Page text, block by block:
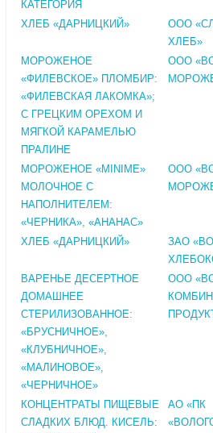
КАТЕГОРИЯ
ХЛЕБ «ДАРНИЦКИЙ»
ООО
ХЛЕБ»
МОРОЖЕНОЕ
«ФИЛЕВСКОЕ» ПЛОМБИР:
«ФИЛЕВСКАЯ ЛАКОМКА»;
С ГРЕЦКИМ ОРЕХОМ И
МЯГКОЙ КАРАМЕЛЬЮ
ПРАЛИНЕ
ООО
МОРОЖЕНОЕ «MINIME»
МОЛОЧНОЕ С
НАПОЛНИТЕЛЕМ:
«ЧЕРНИКА», «АНАНАС»
ООО
ХЛЕБ «ДАРНИЦКИЙ»
ЗАО
ВАРЕНЬЕ ДЕСЕРТНОЕ
ДОМАШНЕЕ
СТЕРИЛИЗОВАННОЕ:
«БРУСНИЧНОЕ»,
«КЛУБНИЧНОЕ»,
«МАЛИНОВОЕ»,
«ЧЕРНИЧНОЕ»
ООО
КОНЦЕНТРАТЫ ПИЩЕВЫЕ
СЛАДКИХ БЛЮД. КИСЕЛЬ:
АО «ПК